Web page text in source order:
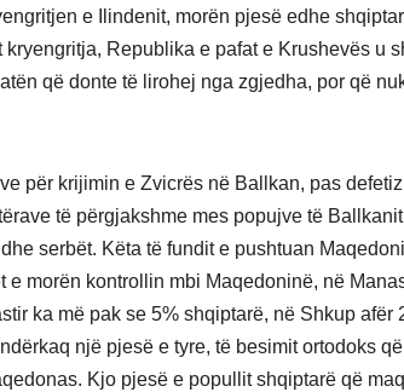
e Ilindenit, morën pjesë edhe
kryengritja, Republika e pafat e Krushevës u
që donte të lirohej nga zgjedha, por që
për krijimin e Zvicrës në Ballkan, pas
të përgjakshme mes popujve të
serbët. Këta të fundit e pushtuan
e morën kontrollin mbi Maqedoninë, në
ka më pak se 5% shqiptarë, në Shkup
një pjesë e tyre, të besimit ortodoks
Kjo pjesë e popullit shqiptarë që